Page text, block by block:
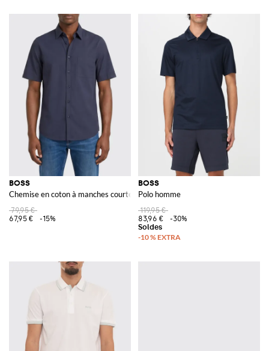
BOSS
Chemise en coton à manches courtes avec col français et poche plaquée
79,95 €
67,95 €
-15%
BOSS
Polo homme
119,95 €
83,96 €
-30%